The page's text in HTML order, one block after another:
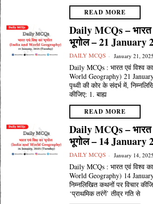
READ MORE
Daily MCQs – भारत
भूगोल – 21 January
DAILY MCQS January 21, 2025
Daily MCQs : भारत एवं विश्व
World Geography) 21
पृथ्वी की कोर के संदर्भ में,
कीजिए: 1. बाह्य
READ MORE
Daily MCQs – भारत
भूगोल – 14 January
DAILY MCQS January 14, 2025
Daily MCQs : भारत एवं विश्व
World Geography) 14
निम्नलिखित कथनों पर विचार
‘प्राथमिक तरंगें’ तीव्र गति से